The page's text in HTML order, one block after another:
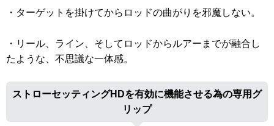
・ターゲットを掛けてからロッドの曲がりを邪魔しない。
・リール、ライン、そしてロッドからルアーまでが融合し
たような、不思議な一体感。
ストローセッティングHDを有効に機能させる為の専用グ
リップ